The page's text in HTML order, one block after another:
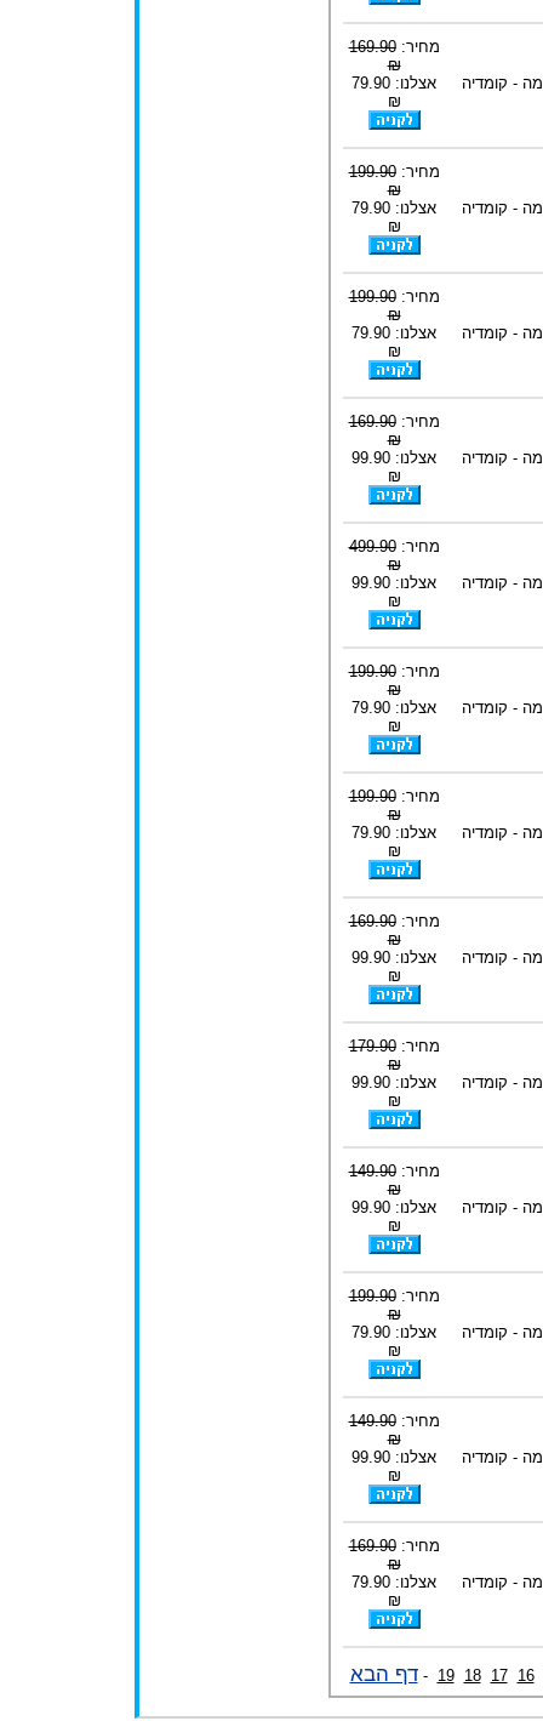
- קומדיה
מחיר:169.90
₪
אצלנו: 79.90
₪
- קומדיה
מחיר:199.90
₪
אצלנו: 79.90
₪
- קומדיה
מחיר:199.90
₪
אצלנו: 79.90
₪
- קומדיה
מחיר:169.90
₪
אצלנו: 99.90
₪
- קומדיה
מחיר:499.90
₪
אצלנו: 99.90
₪
- קומדיה
מחיר:199.90
₪
אצלנו: 79.90
₪
- קומדיה
מחיר:199.90
₪
אצלנו: 79.90
₪
- קומדיה
מחיר:169.90
₪
אצלנו: 99.90
₪
- קומדיה
מחיר:179.90
₪
אצלנו: 99.90
₪
- קומדיה
מחיר:149.90
₪
אצלנו: 99.90
₪
- קומדיה
מחיר:199.90
₪
אצלנו: 79.90
₪
- קומדיה
מחיר:149.90
₪
אצלנו: 99.90
₪
- קומדיה
מחיר:169.90
₪
אצלנו: 79.90
₪
16
17
18
19
-דף הבא